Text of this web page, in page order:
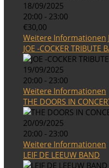
18/09/2025
20:00 - 23:00
€30,00
Weitere Informationen
JOE -COCKER TRIBUTE
19/09/2025
20:00 - 23:00
Weitere Informationen
THE DOORS IN
20/09/2025
20:00 - 23:00
Weitere Informationen
LEIF DE LEEUW BAND